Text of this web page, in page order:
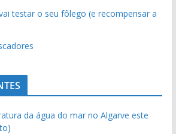
testar o seu fôlego (e recompensar a
da água do mar no Algarve este